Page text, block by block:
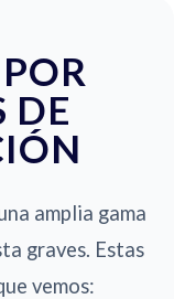
DE
amplia gama
graves. Estas
vemos: